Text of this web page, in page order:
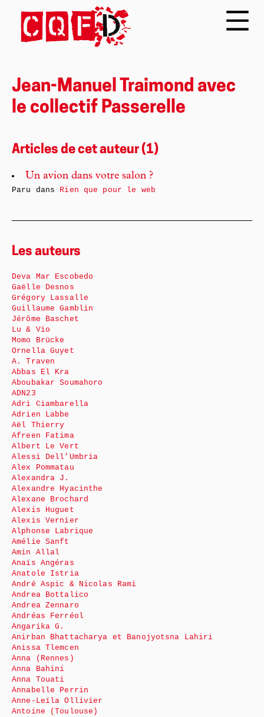
Jean-Manuel Traimond avec
le collectif Passerelle
Articles de cet auteur (1)
Un avion dans votre salon ?
Paru dans Rien que pour le web
Les auteurs
Deva Mar Escobedo
Gaëlle Desnos
Grégory Lassalle
Guillaume Gamblin
Jérôme Baschet
Lu & Vio
Momo Brücke
Ornella Guyet
A. Traven
Abbas El Kra
Aboubakar Soumahoro
ADN23
Adri Ciambarella
Adrien Labbe
Aël Thierry
Afreen Fatima
Albert Le Vert
Alessi Dell’Umbria
Alex Pommatau
Alexandra J.
Alexandre Hyacinthe
Alexane Brochard
Alexis Huguet
Alexis Vernier
Alphonse Labrique
Amélie Sanft
Amin Allal
Anaïs Angéras
Anatole Istria
André Aspic & Nicolas Rami
Andrea Bottalico
Andrea Zennaro
Andréas Ferréol
Angarika G.
Anirban Bhattacharya et Banojyotsna Lahiri
Anissa Tlemcen
Anna (Rennes)
Anna Bahini
Anna Touati
Annabelle Perrin
Anne-Leïla Ollivier
Antoine (Toulouse)